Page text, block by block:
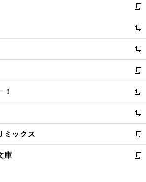
ド
ウ
で
開
く
ィ
ン
ド
ウ
で
開
く
い
ウ
ィ
ン
ド
ウ
で
開
く
新
し
い
ウ
ィ
ン
ド
ウ
で
開
く
新
し
い
ウ
ィ
ン
ド
ウ
で
開
く
新
し
い
ウ
ィ
ン
ド
ウ
で
開
く
新
し
い
ウ
ィ
ン
ド
ウ
で
開
！
新
し
い
ウ
ィ
ン
ド
ウ
新
し
い
ウ
ィ
ン
ミックス
新
し
い
ウ
庫
新
し